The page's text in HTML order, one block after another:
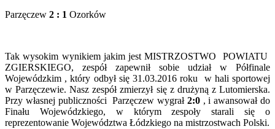
Parzęczew 2 : 1 Ozorków
Tak wysokim wynikiem jakim jest MISTRZOSTWO POWIATU
ZGIERSKIEGO, zespół zapewnił sobie udział w Półfinale
Wojewódzkim , który odbył się 31.03.2016 roku w hali sportowej
w Parzęczewie. Nasz zespół zmierzył się z drużyną z Lutomierska.
Przy własnej publiczności Parzęczew wygrał 2:0, i awansował do
Finału Wojewódzkiego, w którym zespoły starali się o
reprezentowanie Województwa Łódzkiego na mistrzostwach Polski.